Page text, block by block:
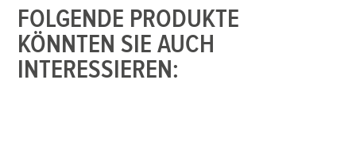
FOLGENDE PRODUKTE
KÖNNTEN SIE AUCH
INTERESSIEREN: